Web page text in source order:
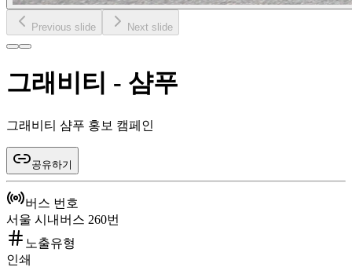
Previous slide Next slide
그래비티 - 샴푸
그래비티 샴푸 홍보 캠페인
공유하기
버스 번호
서울 시내버스 260번
노출유형
인쇄